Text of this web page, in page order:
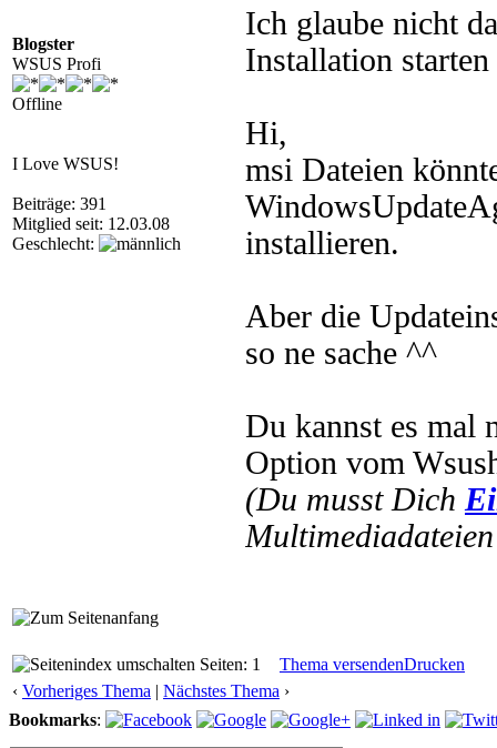
Blogster
WSUS Profi
Offline
I Love WSUS!
Beiträge: 391
Mitglied seit: 12.03.08
Geschlecht:
Ich glaube nicht
Installation
Hi,
msi Dateien
installieren.
Aber die
so ne sache ^^
Du kannst es mal
Option vom
(Du musst Dich
Seiten: 1 Thema versendenDrucken
‹ Vorheriges Thema | Nächstes Thema ›
Bookmarks: